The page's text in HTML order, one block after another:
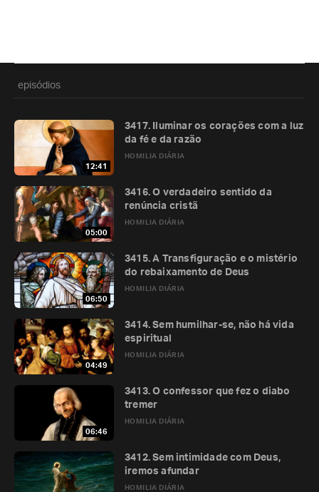
episódios
12:41
HOMILIA DIÁRIA
3417. Iluminar os corações com a luz
da fé e da razão
05:00
HOMILIA DIÁRIA
3416. O verdadeiro sentido da
renúncia cristã
06:50
HOMILIA DIÁRIA
3415. A Transfiguração e o mistério
do rebaixamento de Deus
04:49
HOMILIA DIÁRIA
3414. Sem humilhar-se, não há vida
espiritual
06:46
HOMILIA DIÁRIA
3413. O confessor que fez o diabo
tremer
HOMILIA DIÁRIA
3412. Sem intimidade com Deus,
iremos afundar